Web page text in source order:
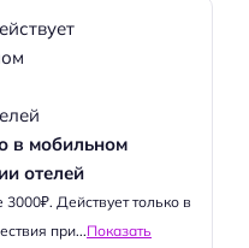
в мобильном
отелей
Действует только в
при...Показать